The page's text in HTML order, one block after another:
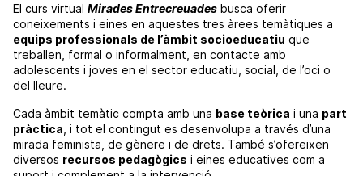
El curs virtual Mirades Entrecreuades busca oferir
coneixements i eines en aquestes tres àrees temàtiques a
equips professionals de l’àmbit socioeducatiu que
treballen, formal o informalment, en contacte amb
adolescents i joves en el sector educatiu, social, de l’oci o
del lleure.
Cada àmbit temàtic compta amb una base teòrica i una part
pràctica , i tot el contingut es desenvolupa a través d’una
mirada feminista, de gènere i de drets. També s’ofereixen
diversos recursos pedagògics i eines educatives com a